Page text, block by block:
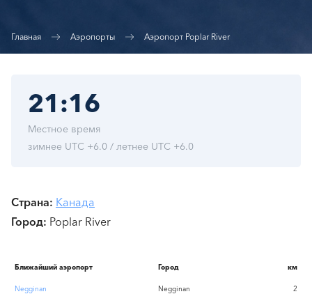
Главная Аэропорты Аэропорт Poplar River
21:16
Местное время
зимнее UTC +6.0 / летнее UTC +6.0
Страна Канада
Город Poplar River
Ближайший аэропорт Город км
Negginan Negginan 2